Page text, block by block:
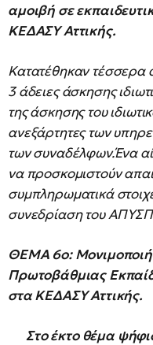
αμοιβή σε
ΚΕΔΑΣΥ Αττικής.
Κατατέθηκαν τέσσερα
3 άδειες άσκησης
της άσκησης του
ανεξάρτητες των
των συναδέλφων.Ένα
να προσκομιστούν
συμπληρωματικά
συνεδρίαση του
ΘΕΜΑ 6ο:
Πρωτοβάθμιας
στα ΚΕΔΑΣΥ Αττικής.
Στο έκτο θέμα